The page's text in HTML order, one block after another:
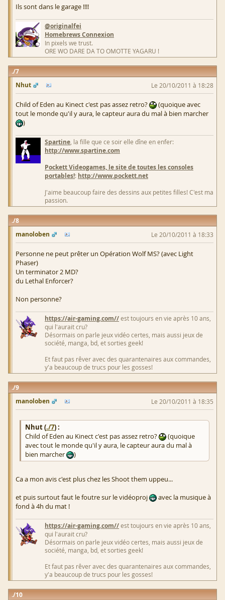
Ils sont dans le garage !!!!
@originalfei
Homebrews Connexion
In pixels we trust.
ORE WO DARE DA TO OMOTTE YAGARU !
7
Nhut
Le 20/10/2011 à 18:28
Child of Eden au Kinect c'est pas assez retro?
(quoique avec
tout le monde qu'il y aura, le capteur aura du mal à bien marcher
)
Spartine, la fille que ce soir elle dîne en enfer:
http://www.spartine.com
Pockett Videogames, le site de toutes les consoles
portables!: http://www.pockett.net
J'aime beaucoup faire des dessins aux petites filles! C'est ma
passion.
8
manoloben
Le 20/10/2011 à 18:33
Personne ne peut prêter un Opération Wolf MS? (avec Light
Phaser)
Un terminator 2 MD?
du Lethal Enforcer?
Non personne?
https://air-gaming.com//est toujours en vie après 10 ans,
qui l'aurait cru?
Désormais on parle jeux vidéo certes, mais aussi jeux de
société, manga, bd, et sorties geek!
Et faut pas rêver avec des quarantenaires aux commandes,
y'a beaucoup de trucs pour les gosses!
9
manoloben
Le 20/10/2011 à 18:35
Nhut (./7) :
Child of Eden au Kinect c'est pas assez retro?
(quoique
avec tout le monde qu'il y aura, le capteur aura du mal à
bien marcher
)
Ca a mon avis c'est plus chez les Shoot them uppeu...
et puis surtout faut le foutre sur le vidéoproj
avec la musique à
fond à 4h du mat !
https://air-gaming.com//est toujours en vie après 10 ans,
qui l'aurait cru?
Désormais on parle jeux vidéo certes, mais aussi jeux de
société, manga, bd, et sorties geek!
Et faut pas rêver avec des quarantenaires aux commandes,
y'a beaucoup de trucs pour les gosses!
10